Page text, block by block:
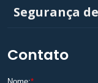
Segurança
Contato